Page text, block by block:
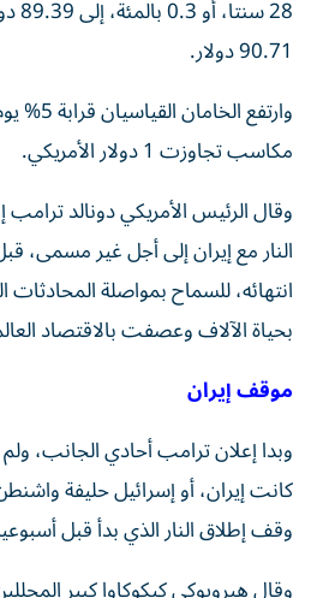
28
90.71 دولار.
وارتفع
مكاسب تجاوزت 1 دولار الأمريكي.
وقال الرئيس الأمريكي دونالد
النار ‌مع إيران إلى أجل غير
انتهائه، للسماح بمواصلة
بحياة الآلاف وعصفت بالاقتصاد
موقف إيران
وبدا إعلان ترامب أحادي الجانب،
كانت إيران، أو إسرائيل حليفة
وقف إطلاق النار الذي بدأ قبل